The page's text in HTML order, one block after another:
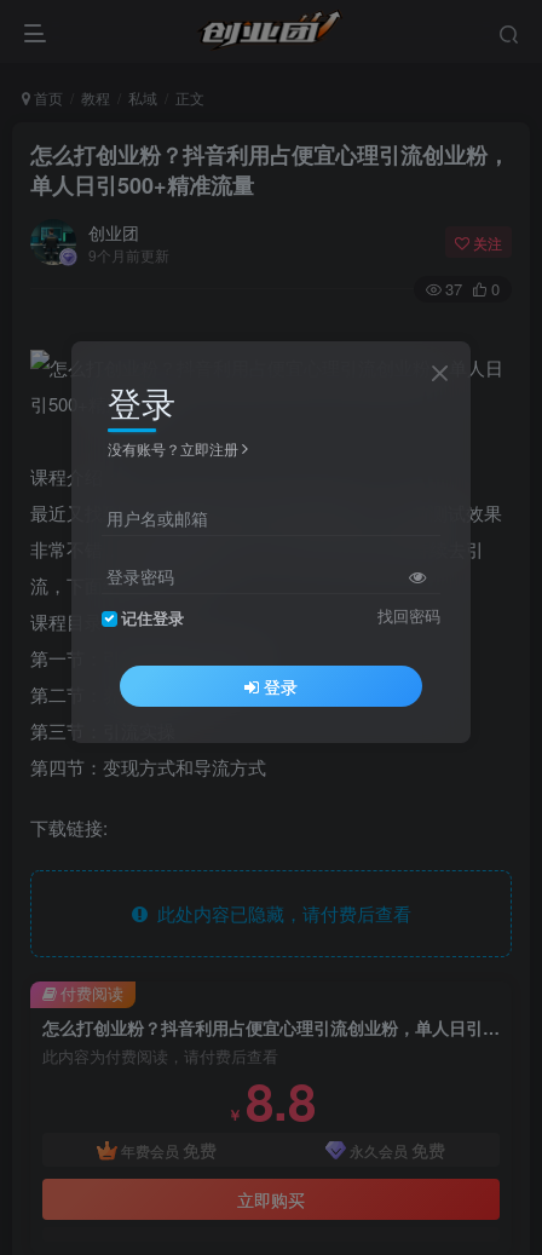
首页 教程 私域 正文
怎么打创业粉？抖音利用占便宜心理引流创业粉，
单人日引500+精准流量
创业团
9个月前更新
关注
37 0
课程介绍：
最近又找到一个新的抖音引流创业粉的板子，目前测试效果
非常不错，最少还能挺几个月，这几个月还可以持续去引
流，下面给大家讲一下
课程目录：
第一节：引流原理及引流效果
第二节：养号和账号包装
第三节：引流实操
第四节：变现方式和导流方式
下载链接:
此处内容已隐藏，请付费后查看
怎么打创业粉？抖音利用占便宜心理引流创业粉，单人日引500+精准流量
此内容为付费阅读，请付费后查看
￥ 8.8
年费会员 免费 永久会员 免费
立即购买
付费阅读
登录
没有账号？立即注册
用户名或邮箱
登录密码
记住登录 找回密码
登录